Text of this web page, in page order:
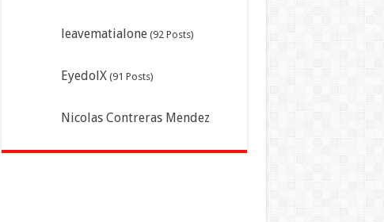
leavematialone (92 Posts)
EyedolX (91 Posts)
Nicolas Contreras Mendez
(Lucenzo) (87 Posts)